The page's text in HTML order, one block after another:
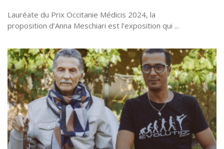
Lauréate du Prix Occitanie Médicis 2024, la
proposition d’Anna Meschiari est l’exposition qui ...